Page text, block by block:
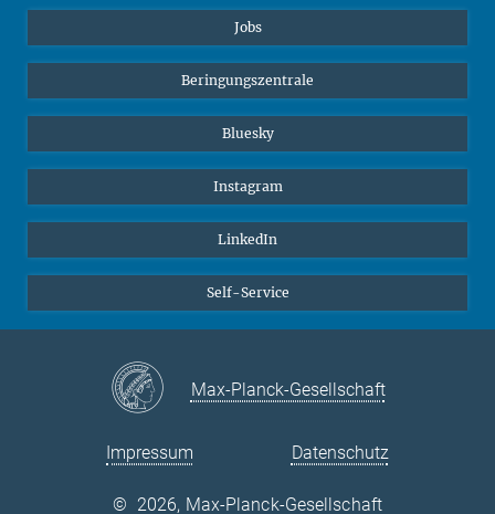
Jobs
Beringungszentrale
Bluesky
Instagram
LinkedIn
Self-Service
Max-Planck-Gesellschaft
Impressum Datenschutz
© 2026, Max-Planck-Gesellschaft